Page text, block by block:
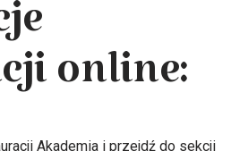
online:
Akademia i przejdź do sekcji